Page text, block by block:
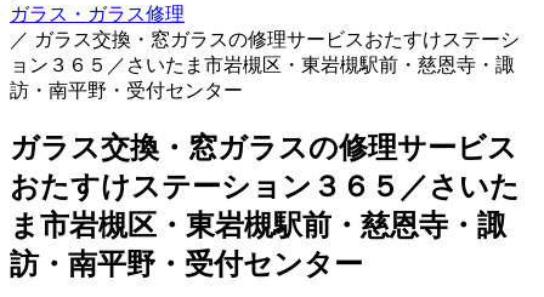
ガラス・ガラス修理
／ ガラス交換・窓ガラスの修理サービスおたすけステーシ
ョン３６５／さいたま市岩槻区・東岩槻駅前・慈恩寺・諏
訪・南平野・受付センター
ガラス交換・窓ガラスの修理サービス
おたすけステーション３６５／さいた
ま市岩槻区・東岩槻駅前・慈恩寺・諏
訪・南平野・受付センター